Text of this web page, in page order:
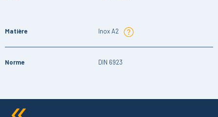
Matière Inox A2
Norme DIN 6923